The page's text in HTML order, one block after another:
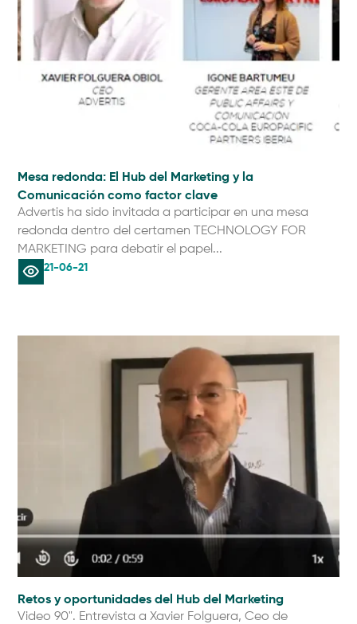
Mesa redonda: El Hub del Marketing y la
Comunicación como factor clave
Advertis ha sido invitada a participar en una mesa
redonda dentro del certamen TECHNOLOGY FOR
MARKETING para debatir el papel...
21-06-21
Retos y oportunidades del Hub del Marketing
Video 90". Entrevista a Xavier Folguera, Ceo de